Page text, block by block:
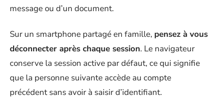
message ou d’un document.
Sur un smartphone partagé en famille, pensez à vous
déconnecter après chaque session. Le navigateur
conserve la session active par défaut, ce qui signifie
que la personne suivante accède au compte
précédent sans avoir à saisir d’identifiant.